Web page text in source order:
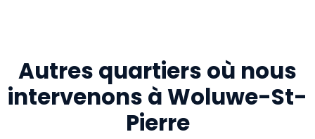
Autres quartiers où nous
intervenons à Woluwe-St-
Pierre